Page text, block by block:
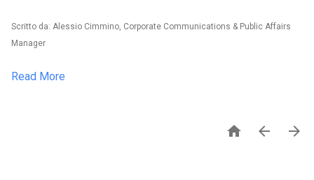
Scritto da: Alessio Cimmino, Corporate Communications & Public Affairs
Manager
Read More
  